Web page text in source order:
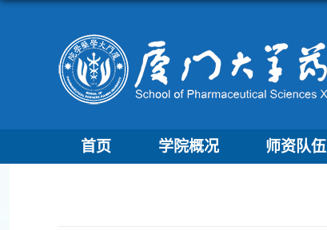
首页 学院概况 师资队伍